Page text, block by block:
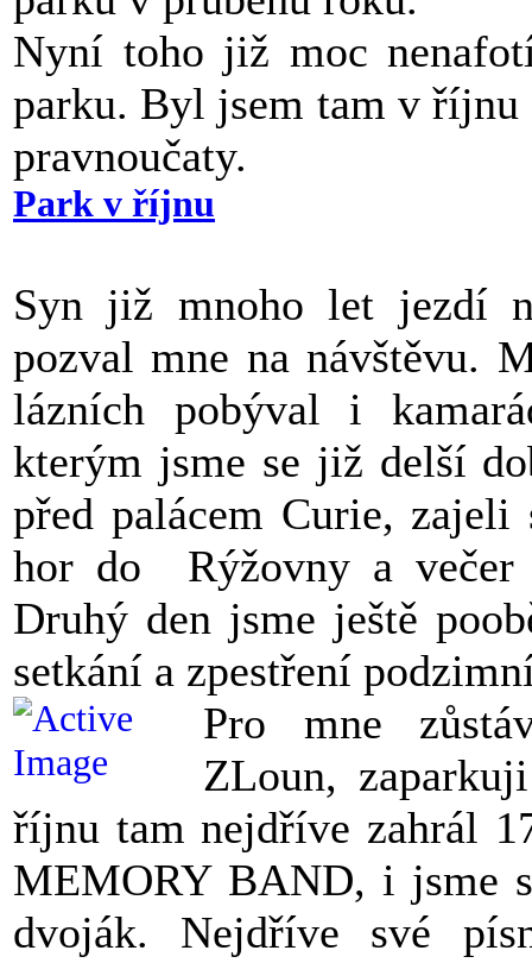
Nyní toho již moc
parku. Byl jsem tam v říjnu
pravnoučaty.
Park v říjnu
Syn již mnoho let jezdí
pozval mne na návštěvu.
lázních pobýval i
kterým jsme se již delší
před palácem Curie,
hor do Rýžovny a večer
Druhý den jsme ještě
setkání a zpestření
Pro mne
ZLoun,
říjnu tam nejdříve zahrál
MEMORY BAND, i jsme
dvoják. Nejdříve své